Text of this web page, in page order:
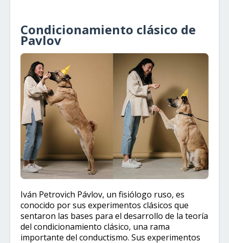
Condicionamiento clásico de
Pavlov
Iván Petrovich Pávlov, un fisiólogo ruso, es
conocido por sus experimentos clásicos que
sentaron las bases para el desarrollo de la teoría
del condicionamiento clásico, una rama
importante del conductismo. Sus experimentos